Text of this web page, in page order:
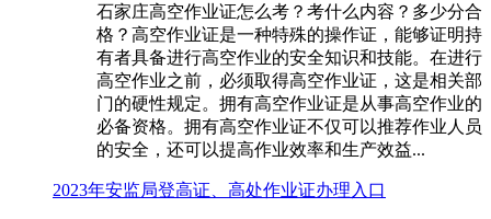
石家庄高空作业证怎么考？考什么内容？多少分合
格？高空作业证是一种特殊的操作证，能够证明持
有者具备进行高空作业的安全知识和技能。在进行
高空作业之前，必须取得高空作业证，这是相关部
门的硬性规定。拥有高空作业证是从事高空作业的
必备资格。拥有高空作业证不仅可以推荐作业人员
的安全，还可以提高作业效率和生产效益...
2023年安监局登高证、高处作业证办理入口